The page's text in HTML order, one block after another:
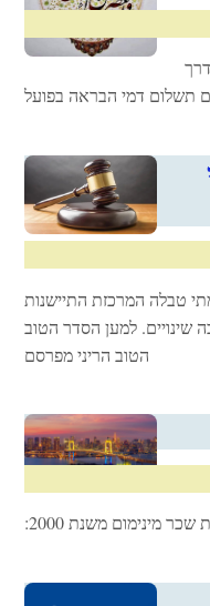
תשלום דמי הבראה בפועל
2014 פרסמתי טבלה המרכזת התיישנות
שינויים. למען הסדר הטוב
הטוב הריני מפרסם
מינימום משנת 2000: